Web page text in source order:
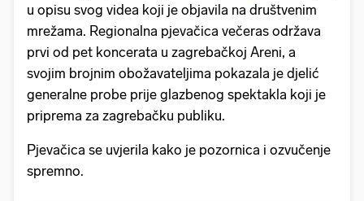
u opisu svog videa koji je objavila na društvenim
mrežama. Regionalna pjevačica večeras održava
prvi od pet koncerata u zagrebačkoj Areni, a
svojim brojnim obožavateljima pokazala je djelić
generalne probe prije glazbenog spektakla koji je
priprema za zagrebačku publiku.
Pjevačica se uvjerila kako je pozornica i ozvučenje
spremno.